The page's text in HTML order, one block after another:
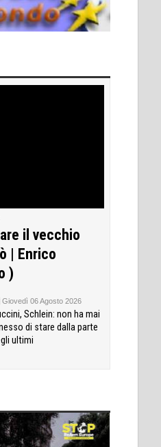
il vecchio
| Enrico
)
Giovedì 06 Agosto 2026
Schlein: non ha mai
di stare dalla parte
ultimi